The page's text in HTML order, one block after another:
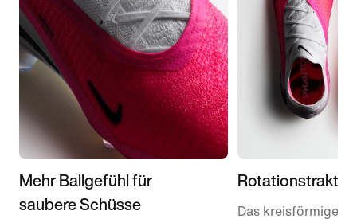
Mehr Ballgefühl für
saubere Schüsse
Das kreisförmige